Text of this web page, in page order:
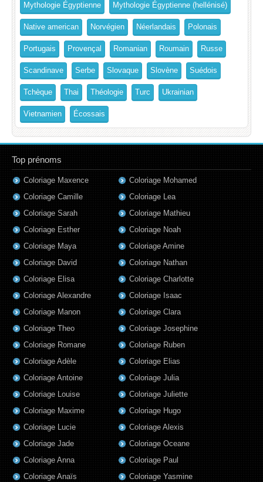
Mythologie Égyptienne Mythologie Égyptienne (hellénisé)
Native american Norvégien Néerlandais Polonais
Portugais Provençal Romanian Roumain Russe
Scandinave Serbe Slovaque Slovène Suédois
Tchèque Thai Théologie Turc Ukrainian
Vietnamien Écossais
Top prénoms
Coloriage Maxence
Coloriage Camille
Coloriage Sarah
Coloriage Esther
Coloriage Maya
Coloriage David
Coloriage Elisa
Coloriage Alexandre
Coloriage Manon
Coloriage Theo
Coloriage Romane
Coloriage Adèle
Coloriage Antoine
Coloriage Louise
Coloriage Maxime
Coloriage Lucie
Coloriage Jade
Coloriage Anna
Coloriage Anaïs
Coloriage Mohamed
Coloriage Lea
Coloriage Mathieu
Coloriage Noah
Coloriage Amine
Coloriage Nathan
Coloriage Charlotte
Coloriage Isaac
Coloriage Clara
Coloriage Josephine
Coloriage Ruben
Coloriage Elias
Coloriage Julia
Coloriage Juliette
Coloriage Hugo
Coloriage Alexis
Coloriage Oceane
Coloriage Paul
Coloriage Yasmine